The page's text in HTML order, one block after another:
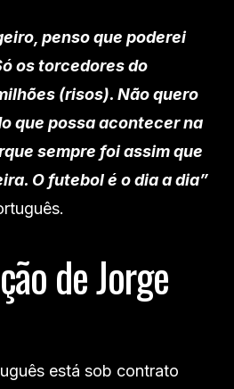
penso que poderei
os torcedores do
(risos). Não quero
que possa acontecer na
sempre foi assim que
O futebol é o dia a dia”
de Jorge
está sob contrato